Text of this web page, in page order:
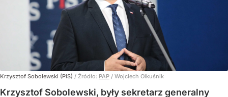
Krzysztof Sobolewski (PiS) / Źródło: PAP / Wojciech Olkuśnik
Krzysztof Sobolewski, były sekretarz generalny